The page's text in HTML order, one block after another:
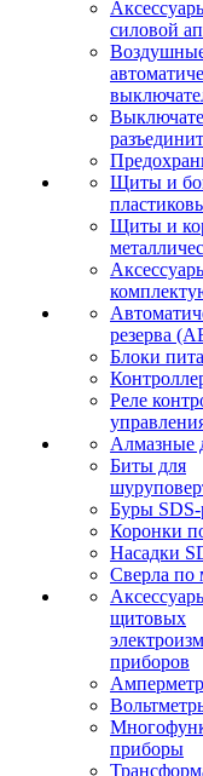
силовой
Щиты и
Щиты и
резерва
Блоки
Реле
Алмазные
Биты для
Буры SDS-
Коронки
Насадки
Сверла по
щитовых
приборов
приборы